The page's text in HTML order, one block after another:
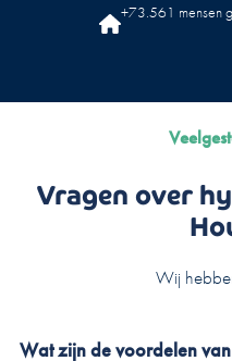
+73.561 mensen
Vragen over
Wij
Wat zijn de voordelen